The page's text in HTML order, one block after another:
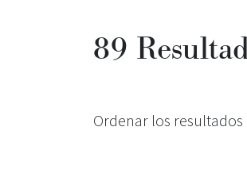
89
Ordenar los resultados